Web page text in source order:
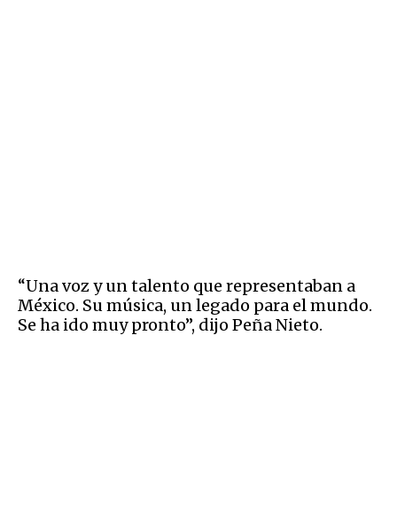
“Una voz y un talento que representaban a
México. Su música, un legado para el mundo.
Se ha ido muy pronto”, dijo Peña Nieto.